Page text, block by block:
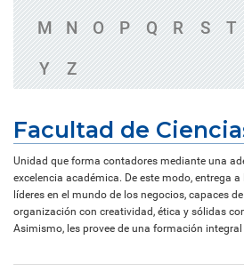
M
N O P Q R S T
Y
Z
Facultad de
Unidad que forma contadores mediante una
excelencia académica. De este modo, entrega
líderes en el mundo de los negocios, capaces
organización con creatividad, ética y sólidas
Asimismo, les provee de una formación